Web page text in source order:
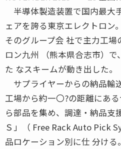
半導体製造装置で国内最大
ェアを誇る東京エレクトロン。
そのグループ会 社で主力工
ロン九州 （熊本県合志市）
た なスキームが動き出した。
サプライヤーからの納品輸
工場から約一〇?の距離にあ
ら部品を集め、調達・納品支
Ｓ」（ Free Rack Auto Pick
品ロケーション別に仕 分ける。